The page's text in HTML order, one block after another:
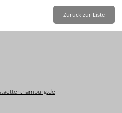
Leichte Sprache
Zurück zur Liste